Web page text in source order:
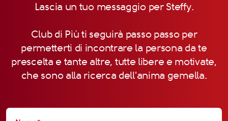
Lascia un tuo messaggio per Steffy.
Club di Più ti seguirà passo passo per
permetterti di incontrare la persona da te
prescelta e tante altre, tutte libere e motivate,
che sono alla ricerca dell'anima gemella.